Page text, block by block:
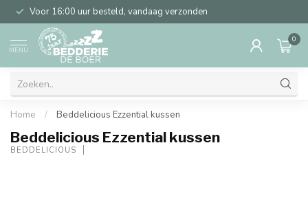
Voor 16:00 uur besteld, vandaag verzonden
MENU
0
Home / Beddelicious Ezzential kussen
Beddelicious Ezzential kussen
BEDDELICIOUS